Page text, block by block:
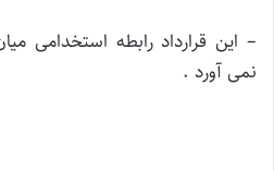
– این قرارداد رابطه استخدامی
نمی آورد .